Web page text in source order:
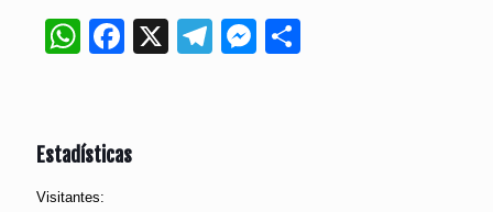
WhatsApp
Facebook
X Telegram
Messenger
Estadísticas
Visitantes: